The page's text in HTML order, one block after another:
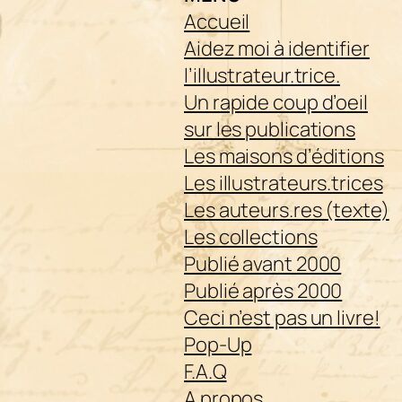
Accueil
Aidez moi à identifier
l’illustrateur.trice.
Un rapide coup d’oeil
sur les publications
Les maisons d’éditions
Les illustrateurs.trices
Les auteurs.res (texte)
Les collections
Publié avant 2000
Publié après 2000
Ceci n’est pas un livre!
Pop-Up
F.A.Q